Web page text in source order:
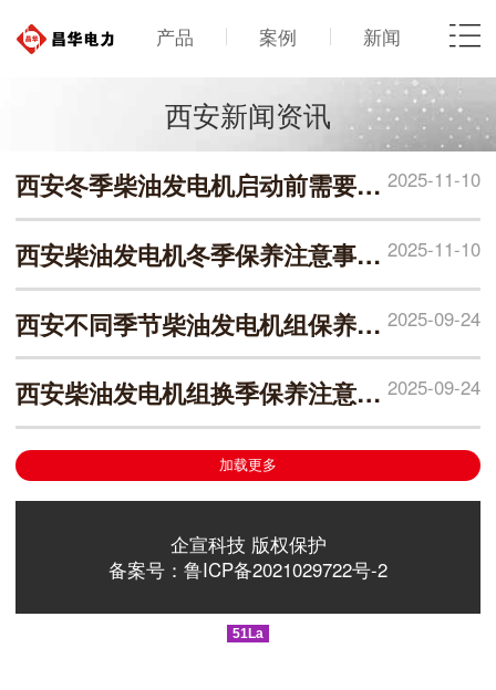
产品 案例 新闻
西安新闻资讯
2025-11-10
西安冬季柴油发电机启动前需要做哪些准备工作？
2025-11-10
西安柴油发电机冬季保养注意事项？
2025-09-24
西安不同季节柴油发电机组保养有哪些注意事项？
2025-09-24
西安柴油发电机组换季保养注意哪些事项？
加载更多
企宣科技 版权保护
备案号：鲁ICP备2021029722号-2
51La